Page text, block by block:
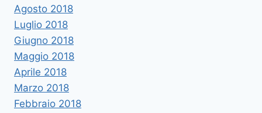
Agosto 2018
Luglio 2018
Giugno 2018
Maggio 2018
Aprile 2018
Marzo 2018
Febbraio 2018